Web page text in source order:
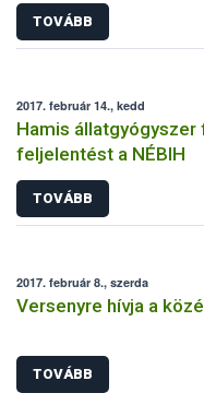
TOVÁBB
2017. február 14., kedd
Hamis
feljelentést a NÉBIH
TOVÁBB
2017. február 8., szerda
Versenyre hívja a
TOVÁBB